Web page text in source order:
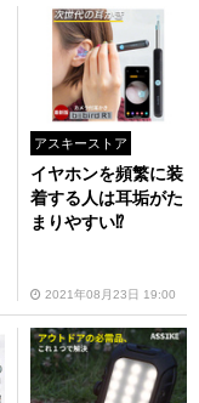
アスキーストア
イヤホンを頻繁に装
着する人は耳垢がた
まりやすい⁉
2021年08月23日 19:00